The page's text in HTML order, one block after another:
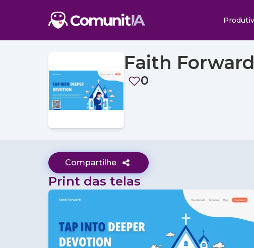
Faith Forward
0
Compartilhe
Print das telas